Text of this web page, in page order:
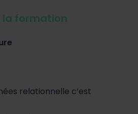
la formation
relationnelle c’est